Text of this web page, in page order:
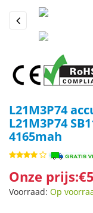
Previous
L21M3P74
L21M3P74
4165mah
Onze
Voorraad: Op